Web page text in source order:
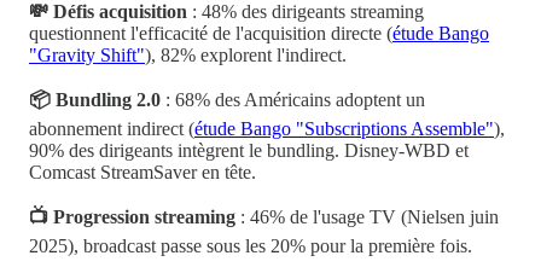
💸 Défis acquisition : 48% des dirigeants streaming
questionnent l'efficacité de l'acquisition directe (étude Bango
"Gravity Shift"), 82% explorent l'indirect.
📦 Bundling 2.0 : 68% des Américains adoptent un
abonnement indirect (étude Bango "Subscriptions Assemble"),
90% des dirigeants intègrent le bundling. Disney-WBD et
Comcast StreamSaver en tête.
📺 Progression streaming : 46% de l'usage TV (Nielsen juin
2025), broadcast passe sous les 20% pour la première fois.